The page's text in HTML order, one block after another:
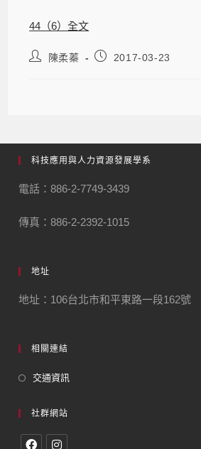
44（6）全文
陳柔蓁 2017-03-23
科技應用與人力資源發展學系
電話：886-2-7749-3439
傳真：886-2-2392-1015
地址
地址：106台北市和平東路一段162號
相關連結
交通資訊
社群網站